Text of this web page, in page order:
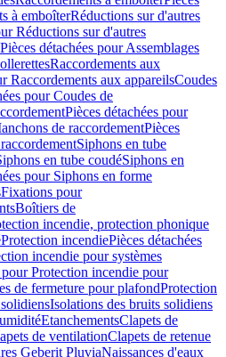
à emboîterRéductions sur d'autres
Réductions sur d'autres
Pièces détachées pour Assemblages
Raccordements aux
Raccordements aux appareilsCoudes
pour Coudes de
Pièces détachées pour
de raccordementPièces
Siphons en tube
en tube coudéSiphons en
pour Siphons en forme
Fixations pour
Boîtiers de
incendie, protection phonique
Protection incendiePièces détachées
incendie pour systèmes
pour Protection incendie pour
de fermeture pour plafondProtection
Isolations des bruits solidiens
EtanchementsClapets de
de ventilationClapets de retenue
Geberit PluviaNaissances d'eaux